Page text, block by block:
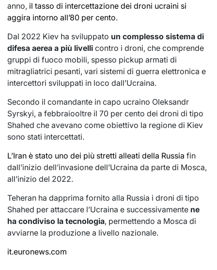
anno, il tasso di intercettazione dei droni ucraini si
aggira intorno all’80 per cento.
Dal 2022 Kiev ha sviluppato un complesso sistema di
difesa aerea a più livelli contro i droni, che comprende
gruppi di fuoco mobili, spesso pickup armati di
mitragliatrici pesanti, vari sistemi di guerra elettronica e
intercettori sviluppati in loco dall’Ucraina.
Secondo il comandante in capo ucraino Oleksandr
Syrskyi, a febbraiooltre il 70 per cento dei droni di tipo
Shahed che avevano come obiettivo la regione di Kiev
sono stati intercettati.
L’Iran è stato uno dei più stretti alleati della Russia fin
dall’inizio dell’invasione dell’Ucraina da parte di Mosca,
all’inizio del 2022.
Teheran ha dapprima fornito alla Russia i droni di tipo
Shahed per attaccare l’Ucraina e successivamente ne
ha condiviso la tecnologia, permettendo a Mosca di
avviarne la produzione a livello nazionale.
it.euronews.com